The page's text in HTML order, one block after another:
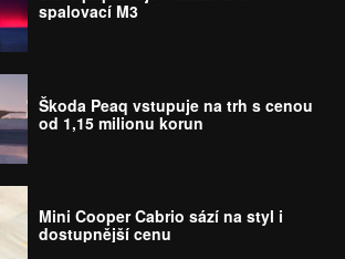
spalovací M3
Škoda Peaq vstupuje na trh s cenou
od 1,15 milionu korun
Mini Cooper Cabrio sází na styl i
dostupnější cenu